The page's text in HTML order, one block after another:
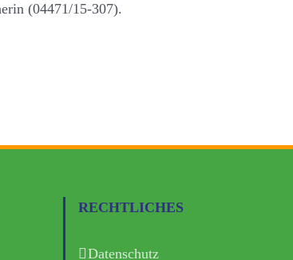
(04471/15-307).
RECHTLICHES
Datenschutz